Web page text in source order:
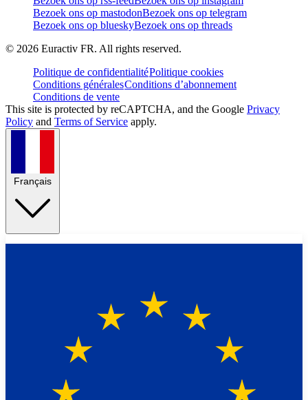
Bezoek ons op mastodonBezoek ons op telegram
Bezoek ons op blueskyBezoek ons op threads
© 2026 Euractiv FR. All rights reserved.
Politique de confidentialitéPolitique cookies
Conditions généralesConditions d’abonnement
Conditions de vente
This site is protected by reCAPTCHA, and the Google Privacy
Policy and Terms of Service apply.
Français